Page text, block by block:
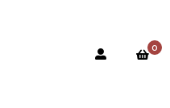
0